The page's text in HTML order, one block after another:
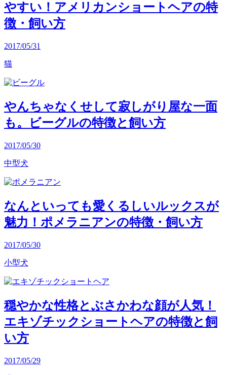
やすい！アメリカンショートヘアの特
徴・飼い方
2017/05/31
猫
やんちゃなくせして寂しがり屋な一面
も。ビーグルの特徴と飼い方
2017/05/30
中型犬
なんといっても愛くるしいルックスが
魅力！ポメラニアンの特徴・飼い方
2017/05/30
小型犬
穏やかな性格とぶさかわな顔が人気！
エキゾチックショートヘアの特徴と飼
い方
2017/05/29